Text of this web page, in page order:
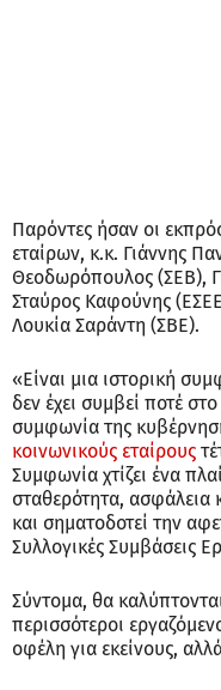
Παρόντες ήσαν οι
εταίρων, κ.κ. Γιάννης
Θεοδωρόπουλος (ΣΕΒ),
Σταύρος Καφούνης
Λουκία Σαράντη (ΣΒΕ).
«Είναι μια ιστορική
δεν έχει συμβεί ποτέ
συμφωνία της
κοινωνικούς εταίρους
Συμφωνία χτίζει ένα
σταθερότητα, ασφάλεια
και σηματοδοτεί την
Συλλογικές Συμβάσεις
Σύντομα, θα
περισσότεροι
οφέλη για εκείνους, αλλά